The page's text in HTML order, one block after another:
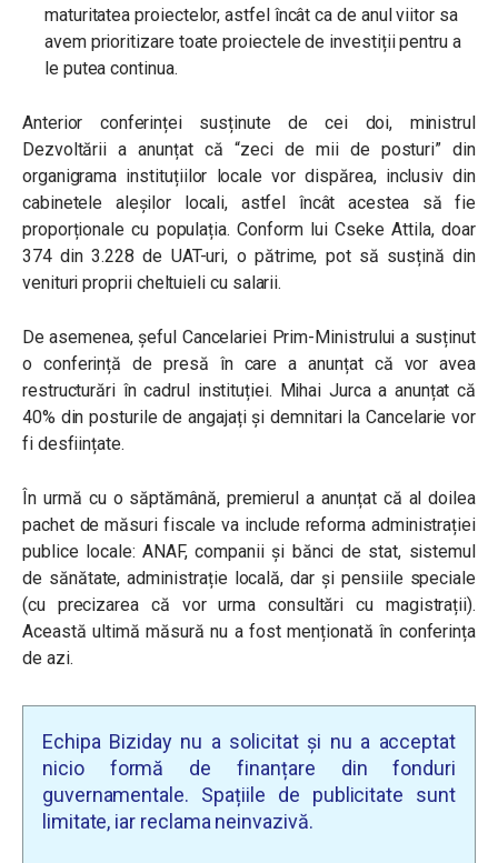
maturitatea proiectelor, astfel încât ca de anul viitor sa
avem prioritizare toate proiectele de investiții pentru a
le putea continua.
Anterior conferinței susținute de cei doi, ministrul
Dezvoltării a anunțat că “zeci de mii de posturi” din
organigrama instituțiilor locale vor dispărea, inclusiv din
cabinetele aleșilor locali, astfel încât acestea să fie
proporționale cu populația. Conform lui Cseke Attila, doar
374 din 3.228 de UAT-uri, o pătrime, pot să susțină din
venituri proprii cheltuieli cu salarii.
De asemenea, șeful Cancelariei Prim-Ministrului a susținut
o conferință de presă în care a anunțat că vor avea
restructurări în cadrul instituției. Mihai Jurca a anunțat că
40% din posturile de angajați și demnitari la Cancelarie vor
fi desființate.
În urmă cu o săptămână, premierul a anunțat că al doilea
pachet de măsuri fiscale va include reforma administrației
publice locale: ANAF, companii și bănci de stat, sistemul
de sănătate, administrație locală, dar și pensiile speciale
(cu precizarea că vor urma consultări cu magistrații).
Această ultimă măsură nu a fost menționată în conferința
de azi.
Echipa Biziday nu a solicitat și nu a acceptat
nicio formă de finanțare din fonduri
guvernamentale. Spațiile de publicitate sunt
limitate, iar reclama neinvazivă.